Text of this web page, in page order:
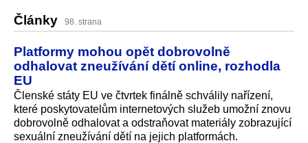
Články 98. strana
Platformy mohou opět dobrovolně
odhalovat zneužívání dětí online, rozhodla
EU
Členské státy EU ve čtvrtek finálně schválily nařízení,
které poskytovatelům internetových služeb umožní znovu
dobrovolně odhalovat a odstraňovat materiály zobrazující
sexuální zneužívání dětí na jejich platformách.